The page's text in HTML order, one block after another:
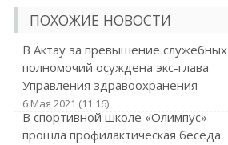
ПОХОЖИЕ НОВОСТИ
В Актау за превышение служебных
полномочий осуждена экс-глава
Управления здравоохранения
6 Мая 2021 (11:16)
В спортивной школе «Олимпус»
прошла профилактическая беседа